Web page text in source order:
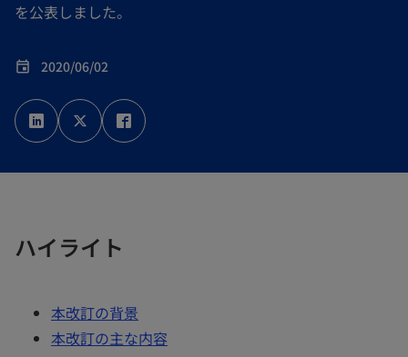
を公表しました。
event 2020/06/02
新
し
い
タ
新
し
い
タ
し
い
ハイライト
本改訂の背景
本改訂の主な内容